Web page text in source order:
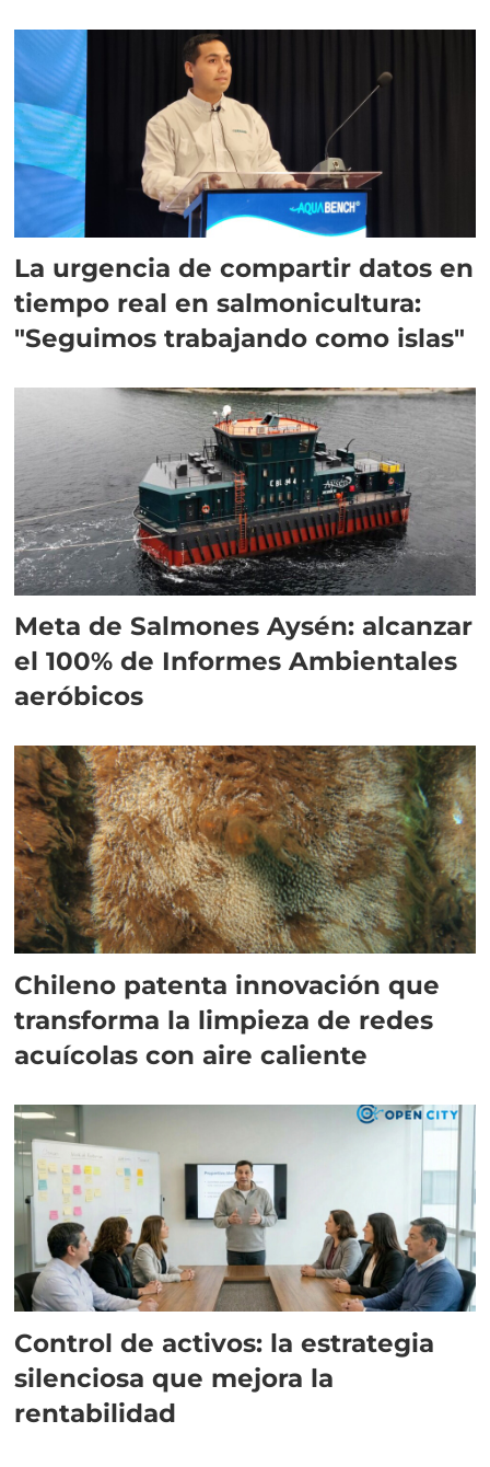
La urgencia de compartir datos en
tiempo real en salmonicultura:
"Seguimos trabajando como islas"
Meta de Salmones Aysén: alcanzar
el 100% de Informes Ambientales
aeróbicos
Chileno patenta innovación que
transforma la limpieza de redes
acuícolas con aire caliente
Control de activos: la estrategia
silenciosa que mejora la
rentabilidad